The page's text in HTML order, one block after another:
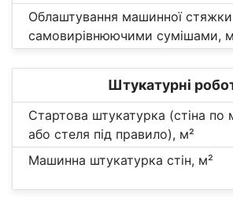
Облаштування машинної стяжки
самовирівнюючими сумішами,
Штукатурні
Стартова штукатурка (стіна по
або стеля під правило), м²
Машинна штукатурка стін, м²